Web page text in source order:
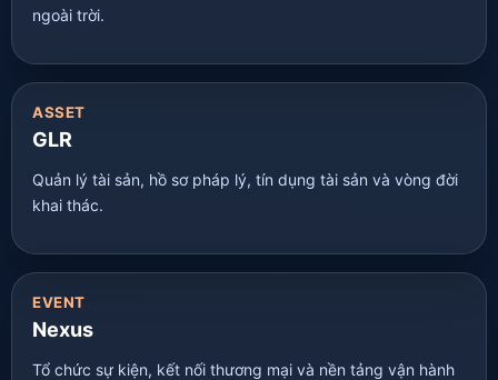
ngoài trời.
ASSET
GLR
Quản lý tài sản, hồ sơ pháp lý, tín dụng tài sản và vòng đời
khai thác.
EVENT
Nexus
Tổ chức sự kiện, kết nối thương mại và nền tảng vận hành